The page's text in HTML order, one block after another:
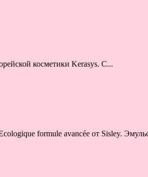
косметики Kerasys. С...
formule avancée от Sisley.